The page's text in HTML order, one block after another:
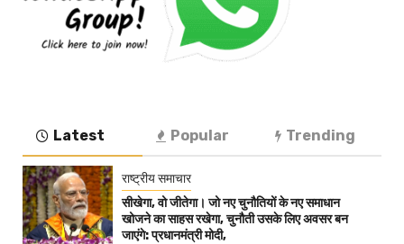
Latest Popular Trending
राष्ट्रीय समाचार
सीखेगा, वो जीतेगा। जो नए चुनौतियों के नए समाधान
खोजने का साहस रखेगा, चुनौती उसके लिए अवसर बन
जाएंगे: प्रधानमंत्री मोदी,